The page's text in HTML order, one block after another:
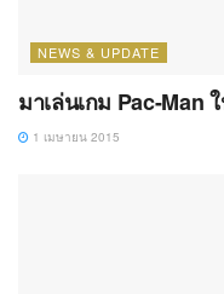
NEWS & UPDATE
มาเล่นเกม Pac-Man
1 เมษายน 2015